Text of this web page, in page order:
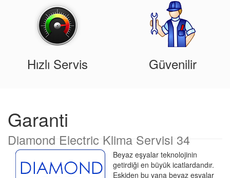
Hızlı Servis Güvenilir
Garanti
Diamond Electric Klima Servisi 34
Beyaz eşyalar teknolojinin
getirdiği en büyük icatlardandır.
Eskiden bu yana beyaz eşyalar